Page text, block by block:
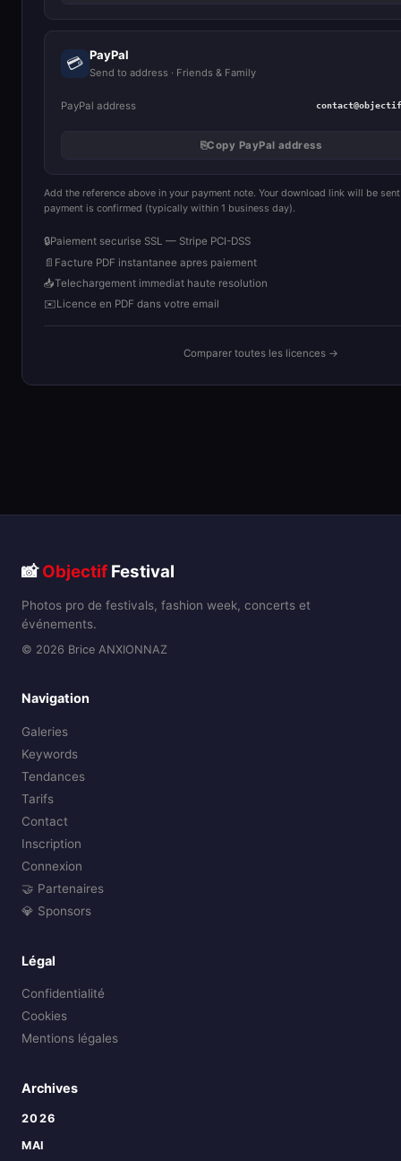
💳 PayPal
Send to address · Friends & Family
PayPal address
⎘Copy PayPal address
Add the reference above in your payment note. Your download link will be
payment is confirmed (typically within 1 business day).
🔒Paiement securise SSL — Stripe PCI-DSS
📄 Facture PDF instantanee apres paiement
📥Telechargement immediat haute resolution
✉️Licence en PDF dans votre email
Comparer toutes les licences →
📸Objectif Festival
Photos pro de festivals, fashion week, concerts et
événements.
© 2026 Brice ANXIONNAZ
Navigation
Galeries
Keywords
Tendances
Tarifs
Contact
Inscription
Connexion
🤝 Partenaires
💎 Sponsors
Légal
Confidentialité
Cookies
Mentions légales
Archives
2026
MAI